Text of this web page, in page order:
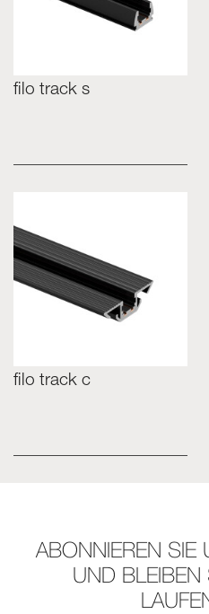
filo track s
filo track c
ABONNIEREN SIE
UND BLEIBEN